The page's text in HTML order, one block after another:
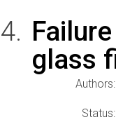
glass
Authors:
Status: